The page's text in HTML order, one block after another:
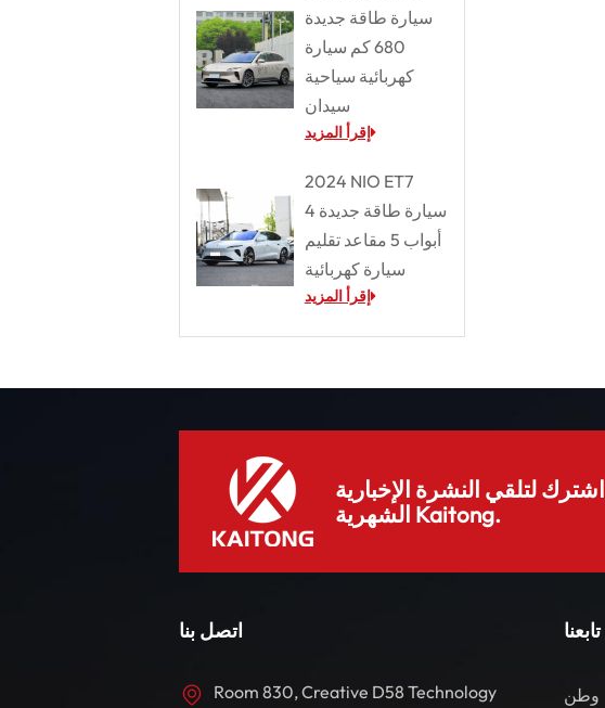
سيارة طاقة جديدة
680 كم سيارة
كهربائية سياحية
سيدان
إقرأ المزيد
2024 NIO ET7
سيارة طاقة جديدة 4
أبواب 5 مقاعد تقليم
سيارة كهربائية
إقرأ المزيد
اشترك لتلقي النشرة الإخبارية
الشهرية Kaitong.
اتصل بنا
Room 830, Creative D58 Technology
تابعنا
وطن